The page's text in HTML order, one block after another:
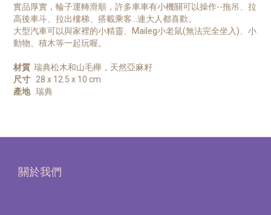
實品厚實，輪子運轉滑順，許多車車有小機關可以操作--拖吊、拉
高後車斗、拉出樓梯、搭載乘客…連大人都喜歡。
大型汽車可以與家裡的小精靈、Maileg小老鼠(無法完全坐入)、小
動物、積木等一起玩喔。
材質 瑞典松木和山毛櫸，天然亞麻籽
尺寸 28 x 12.5 x 10 cm
產地瑞典
關於我們